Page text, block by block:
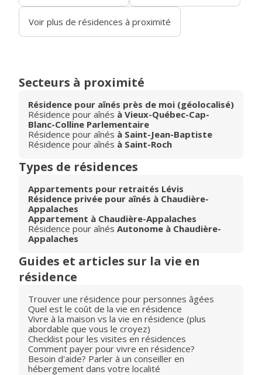
Voir plus de résidences à proximité
Secteurs à proximité
Résidence pour aînés près de moi (géolocalisé)
Résidence pour aînés à Vieux-Québec-Cap-
Blanc-Colline Parlementaire
Résidence pour aînés à Saint-Jean-Baptiste
Résidence pour aînés à Saint-Roch
Types de résidences
Appartements pour retraités Lévis
Résidence privée pour aînés à Chaudière-
Appalaches
Appartement à Chaudière-Appalaches
Résidence pour aînés Autonome à Chaudière-
Appalaches
Guides et articles sur la vie en
résidence
Trouver une résidence pour personnes âgées
Quel est le coût de la vie en résidence
Vivre à la maison vs la vie en résidence (plus
abordable que vous le croyez)
Checklist pour les visites en résidences
Comment payer pour vivre en résidence?
Besoin d'aide? Parler à un conseiller en
hébergement dans votre localité